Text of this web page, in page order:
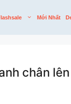
Mới Nhất
chân